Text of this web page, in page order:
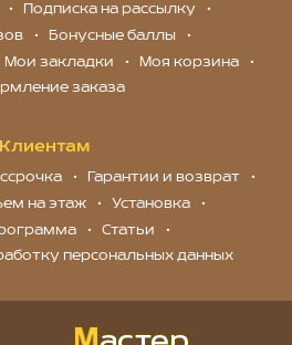
Подписка на рассылку
Бонусные баллы
Мои закладки
Моя корзина
заказа
Клиентам
Гарантии и возврат
на этаж
Установка
Статьи
персональных данных